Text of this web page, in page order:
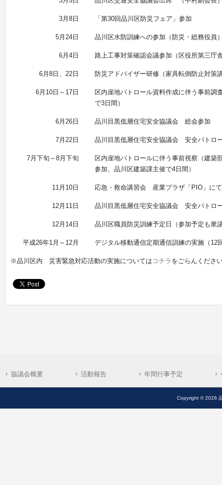
3月8日 「第30回品川区防災フェア」参加
5月24日 品川区水防訓練への参加（防災・総務役員
6月4日 路上工事対策確認会議参加（区役所第三庁
6月8日、22日 防災アドバイザー研修（家具転倒防止対策
6月10日～17日
区内崖地パトロール資料作成に伴う事前調
で3日間）
6月26日 品川目黒低層住宅安全協議会 総会参加
7月22日 品川目黒低層住宅安全協議会 安全パトロ
7月下旬～8月下旬
区内崖地パトロールに伴う事前視察（建築
参加、品川区建築課主催で4日間）
11月10日 応急・救命講習会 産業プラザ「PIO」にて
12月11日 品川目黒低層住宅安全協議会 安全パトロ
12月14日 品川区職員防災訓練予定日（参加予定も衆
平成26年1月～12月 デジタル移動通信定期通信訓練の実施（12
※品川区内 災害緊急対応活動の実施については コチラ をごらんくださ
協議会概要 活動報告 年間行事予定
Copyright © 2026